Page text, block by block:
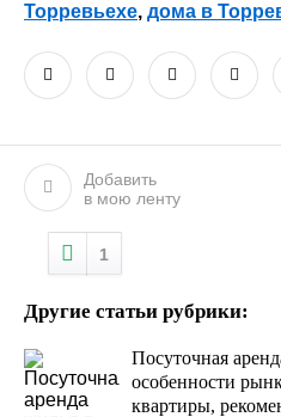
Торревьехе, дома в
Добавить
в мою ленту
1
Другие статьи рубрики:
Посуточная
особенности
квартиры,